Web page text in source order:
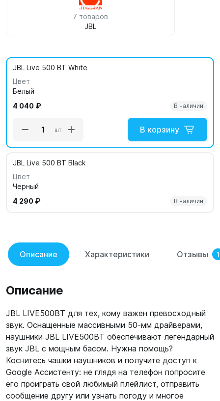
7 товаров
JBL
JBL Live 500 BT White
Цвет
Белый
В наличии
4 040 ₽
шт В корзину
JBL Live 500 BT Black
Цвет
Черный
В наличии
4 290 ₽
Описание Характеристики Отзывы 1
Описание
JBL LIVE500BT для тех, кому важен превосходный
звук. Оснащенные массивными 50-мм драйверами,
наушники JBL LIVE500BT обеспечивают легендарный
звук JBL с мощным басом. Нужна помощь?
Коснитесь чашки наушников и получите доступ к
Google Ассистенту: не глядя на телефон попросите
его проиграть свой любимый плейлист, отправить
сообщение другу или узнать погоду и многое